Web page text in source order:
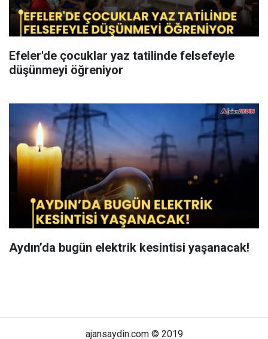
Efeler'de çocuklar yaz tatilinde felsefeyle
düşünmeyi öğreniyor
Aydın’da bugün elektrik kesintisi yaşanacak!
ajansaydin.com © 2019